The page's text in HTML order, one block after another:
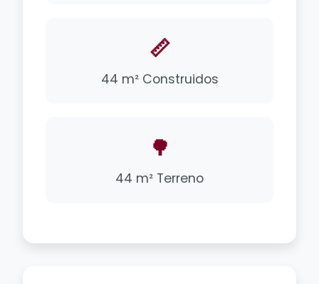
📏
44 m² Construidos
🌳
44 m² Terreno